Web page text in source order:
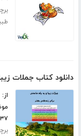
دانلود کتاب جملات
از:
۳۷ صفحه